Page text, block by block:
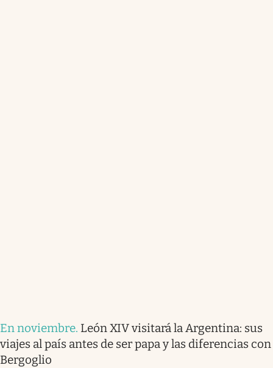
En noviembre. León XIV visitará la Argentina: sus
viajes al país antes de ser papa y las diferencias con
Bergoglio